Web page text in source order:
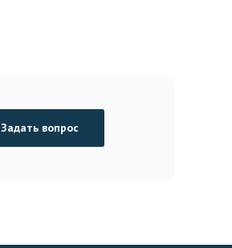
Задать вопрос